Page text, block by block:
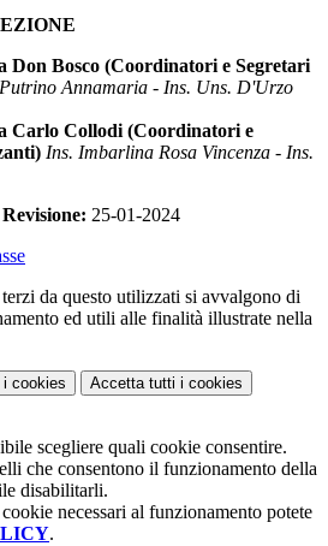
Don Bosco (Coordinatori e Segretari
Annamaria - Ins. Uns. D'Urzo
Carlo Collodi (Coordinatori e
Ins. Imbarlina Rosa Vincenza - Ins.
Revisione: 25-01-2024
da questo utilizzati si avvalgono di
ed utili alle finalità illustrate nella
i cookies Accetta tutti i cookies
scegliere quali cookie consentire.
che consentono il funzionamento della
disabilitarli.
necessari al funzionamento potete
.